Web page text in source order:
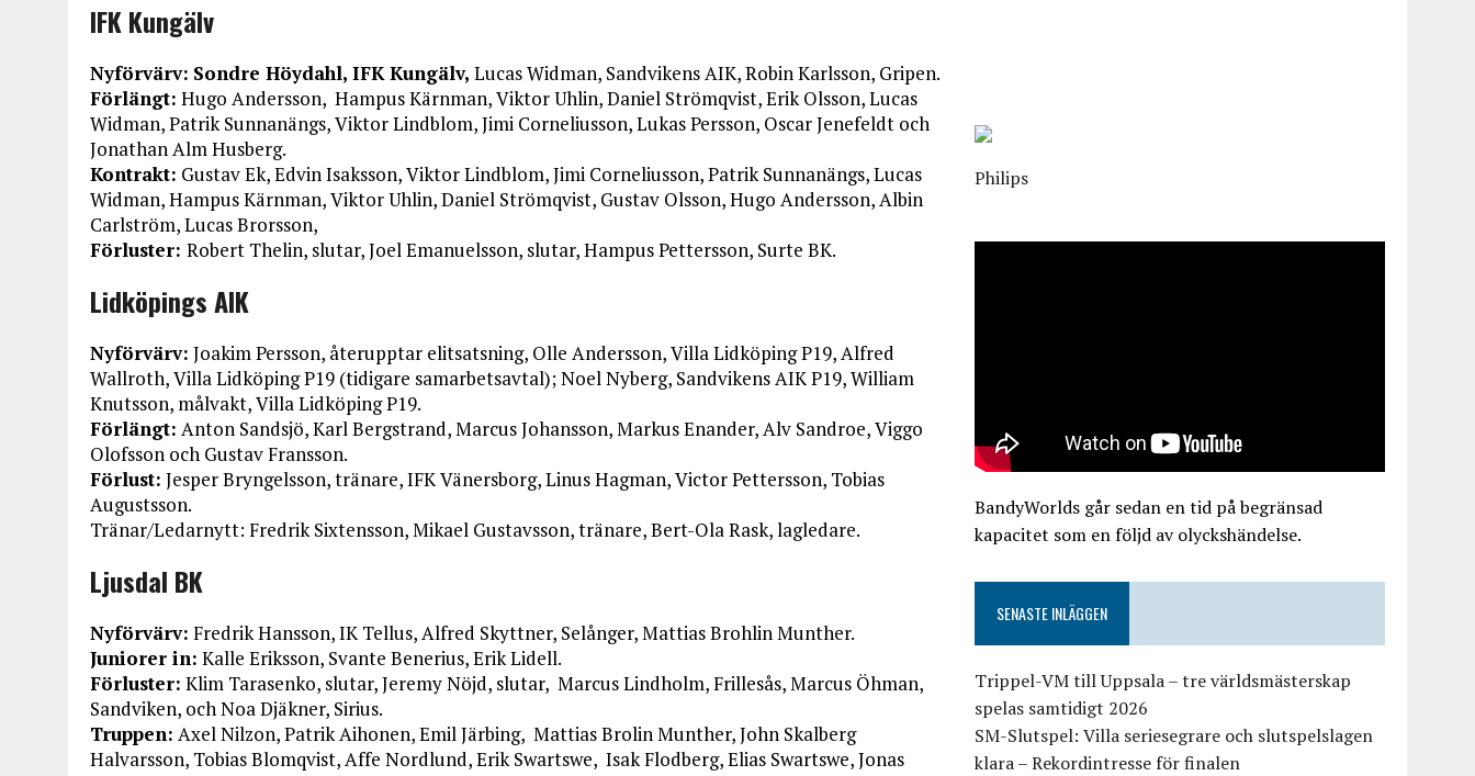
IFK Kungälv
Nyförvärv: Sondre Höydahl, IFK Kungälv, Lucas Widman, Sandvikens AIK, Robin Karlsson, Gripen.
Förlängt: Hugo Andersson, Hampus Kärnman, Viktor Uhlin, Daniel Strömqvist, Erik Olsson, Lucas
Widman, Patrik Sunnanängs, Viktor Lindblom, Jimi Corneliusson, Lukas Persson, Oscar Jenefeldt och
Jonathan Alm Husberg.
Kontrakt: Gustav Ek, Edvin Isaksson, Viktor Lindblom, Jimi Corneliusson, Patrik Sunnanängs, Lucas
Widman, Hampus Kärnman, Viktor Uhlin, Daniel Strömqvist, Gustav Olsson, Hugo Andersson, Albin
Carlström, Lucas Brorsson,
Förluster: Robert Thelin, slutar, Joel Emanuelsson, slutar, Hampus Pettersson, Surte BK.
Lidköpings AIK
Nyförvärv: Joakim Persson, återupptar elitsatsning, Olle Andersson, Villa Lidköping P19, Alfred
Wallroth, Villa Lidköping P19 (tidigare samarbetsavtal); Noel Nyberg, Sandvikens AIK P19, William
Knutsson, målvakt, Villa Lidköping P19.
Förlängt: Anton Sandsjö, Karl Bergstrand, Marcus Johansson, Markus Enander, Alv Sandroe, Viggo
Olofsson och Gustav Fransson.
Förlust: Jesper Bryngelsson, tränare, IFK Vänersborg, Linus Hagman, Victor Pettersson, Tobias
Augustsson.
Tränar/Ledarnytt: Fredrik Sixtensson, Mikael Gustavsson, tränare, Bert-Ola Rask, lagledare.
Ljusdal BK
Nyförvärv: Fredrik Hansson, IK Tellus, Alfred Skyttner, Selånger, Mattias Brohlin Munther.
Juniorer in: Kalle Eriksson, Svante Benerius, Erik Lidell.
Förluster: Klim Tarasenko, slutar, Jeremy Nöjd, slutar, Marcus Lindholm, Frillesås, Marcus Öhman,
Sandviken, och Noa Djäkner, Sirius.
Truppen: Axel Nilzon, Patrik Aihonen, Emil Järbing, Mattias Brolin Munther, John Skalberg
Halvarsson, Tobias Blomqvist, Affe Nordlund, Erik Swartswe, Isak Flodberg, Elias Swartswe, Jonas
Philips
BandyWorlds går sedan en tid på begränsad
kapacitet som en följd av olyckshändelse.
SENASTE INLÄGGEN
Trippel-VM till Uppsala – tre världsmästerskap
spelas samtidigt 2026
SM-Slutspel: Villa seriesegrare och slutspelslagen
klara – Rekordintresse för finalen